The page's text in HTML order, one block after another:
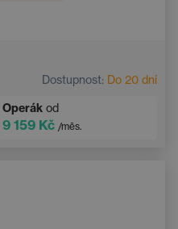
Dostupnost: Do 20 dní
Operák od
9 159 Kč /měs.